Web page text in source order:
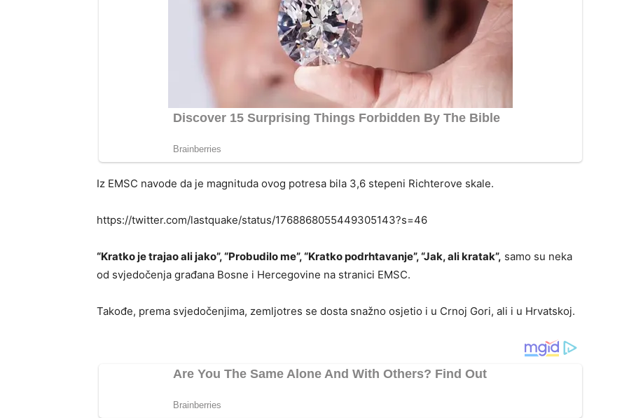
Iz EMSC navode da je magnituda ovog potresa bila 3,6 stepeni Richterove skale.
https://twitter.com/lastquake/status/1768868055449305143?s=46
“Kratko je trajao ali jako”, “Probudilo me”, “Kratko podrhtavanje”, “Jak, ali kratak”, samo su neka
od svjedočenja građana Bosne i Hercegovine na stranici EMSC.
Takođe, prema svjedočenjima, zemljotres se dosta snažno osjetio i u Crnoj Gori, ali i u Hrvatskoj.